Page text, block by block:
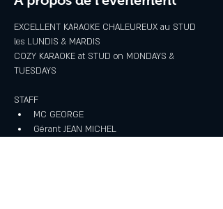
EXCELLENT KARAOKE CHALEUREUX au STUD
les LUNDIS & MARDIS
COZY KARAOKE at STUD on MONDAYS &
TUESDAYS
STAFF
MC GEORGE
Gérant JEAN MICHEL